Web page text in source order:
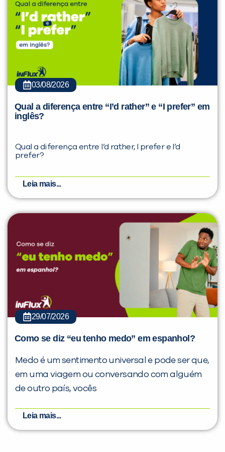
03/08/2026
Qual a diferença entre “I’d rather” e “I prefer” em
inglês?
Qual a diferença entre I’d rather, I prefer e I’d
prefer?
Leia mais...
29/07/2026
Como se diz “eu tenho medo” em espanhol?
Medo é um sentimento universal e pode ser que,
em uma viagem ou conversando com alguém
de outro país, vocês
Leia mais...